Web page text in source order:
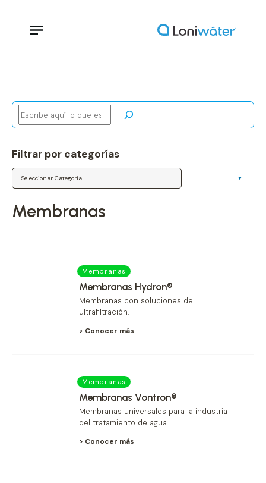
Buscar
Filtrar por categorías
Categorías
membranas
Membranas
Membranas Hydron®
Membranas con soluciones de
ultrafiltración.
> Conocer más
Membranas
Membranas Vontron®
Membranas universales para la industria
del tratamiento de agua.
> Conocer más